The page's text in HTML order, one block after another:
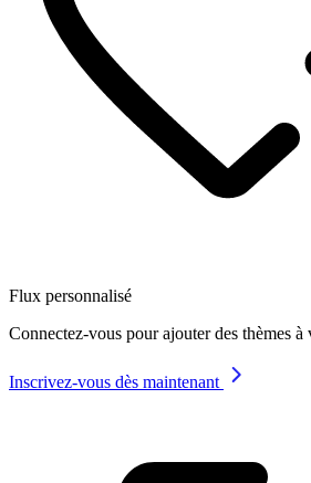
Flux personnalisé
Connectez-vous pour ajouter des thèmes
Inscrivez-vous dès maintenant